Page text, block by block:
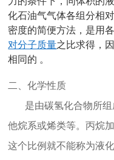
化石油气气体各组分相
密度的简便方法，是用
对分子质量之比求得，
相同的 。
二、化学性质
是由碳氢化合物所组
他烷系或烯类等。丙烷
这个比例就不能称为液